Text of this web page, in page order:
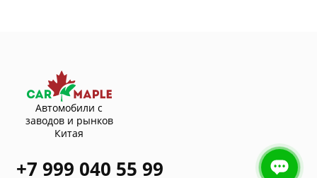
Автомобили с
заводов и рынков
Китая
+7 999 040 55 99